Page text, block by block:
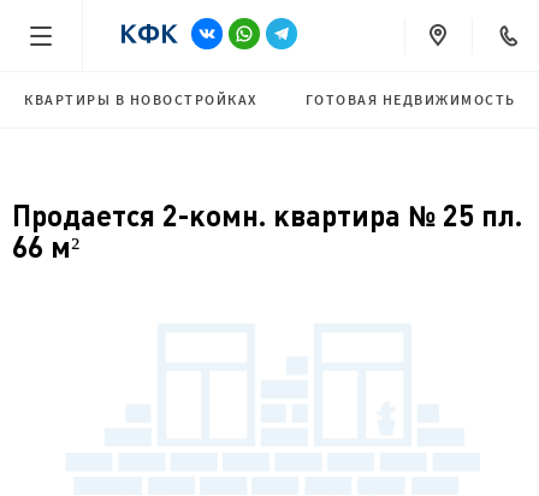
КВАРТИРЫ В НОВОСТРОЙКАХ ГОТОВАЯ НЕДВИЖИМОСТЬ
Продается 2-комн. квартира № 25 пл.
66 м²